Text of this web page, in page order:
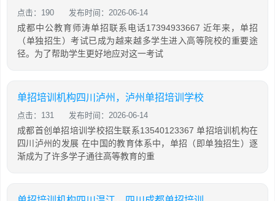
点击：190 发布时间：2026-06-14
成都中公教育师涛单招联系电话17394933667 近年来，单招
（单独招生）考试已成为越来越多学生进入高等院校的重要途
径。为了帮助学生更好地应对这一考试
单招培训机构四川泸州，泸州单招培训学校
点击：131 发布时间：2026-06-14
成都首创单招培训学校招生联系13540123367 单招培训机构在
四川泸州的发展 在中国的教育体系中，单招（即单独招生）逐
渐成为了许多学子通往高等教育的重